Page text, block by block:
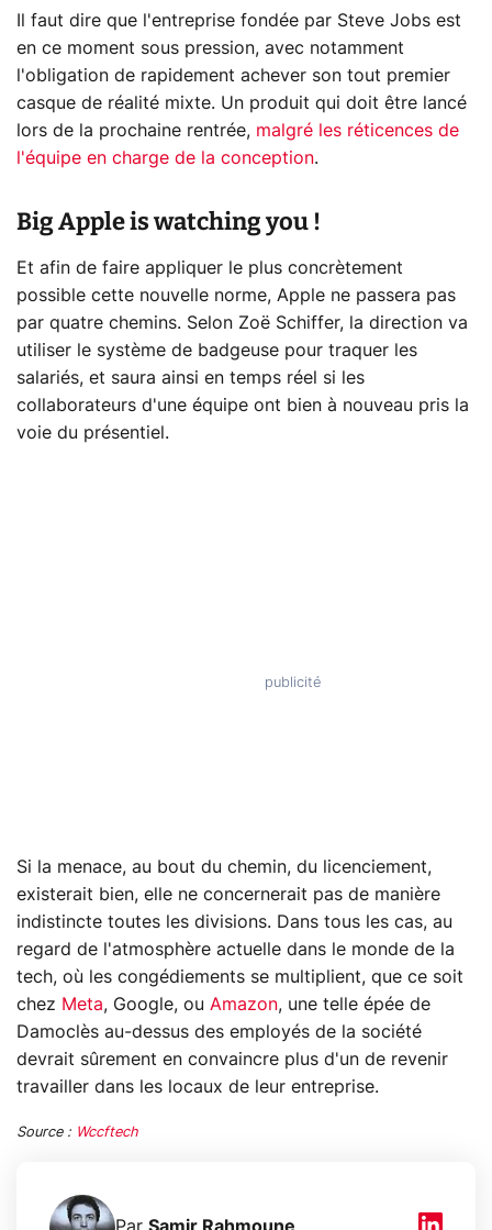
Il faut dire que l'entreprise fondée par Steve Jobs est
en ce moment sous pression, avec notamment
l'obligation de rapidement achever son tout premier
casque de réalité mixte. Un produit qui doit être lancé
lors de la prochaine rentrée, malgré les réticences de
l'équipe en charge de la conception.
Big Apple is watching you !
Et afin de faire appliquer le plus concrètement
possible cette nouvelle norme, Apple ne passera pas
par quatre chemins. Selon Zoë Schiffer, la direction va
utiliser le système de badgeuse pour traquer les
salariés, et saura ainsi en temps réel si les
collaborateurs d'une équipe ont bien à nouveau pris la
voie du présentiel.
Si la menace, au bout du chemin, du licenciement,
existerait bien, elle ne concernerait pas de manière
indistincte toutes les divisions. Dans tous les cas, au
regard de l'atmosphère actuelle dans le monde de la
tech, où les congédiements se multiplient, que ce soit
chez Meta, Google, ou Amazon, une telle épée de
Damoclès au-dessus des employés de la société
devrait sûrement en convaincre plus d'un de revenir
travailler dans les locaux de leur entreprise.
Source : Wccftech